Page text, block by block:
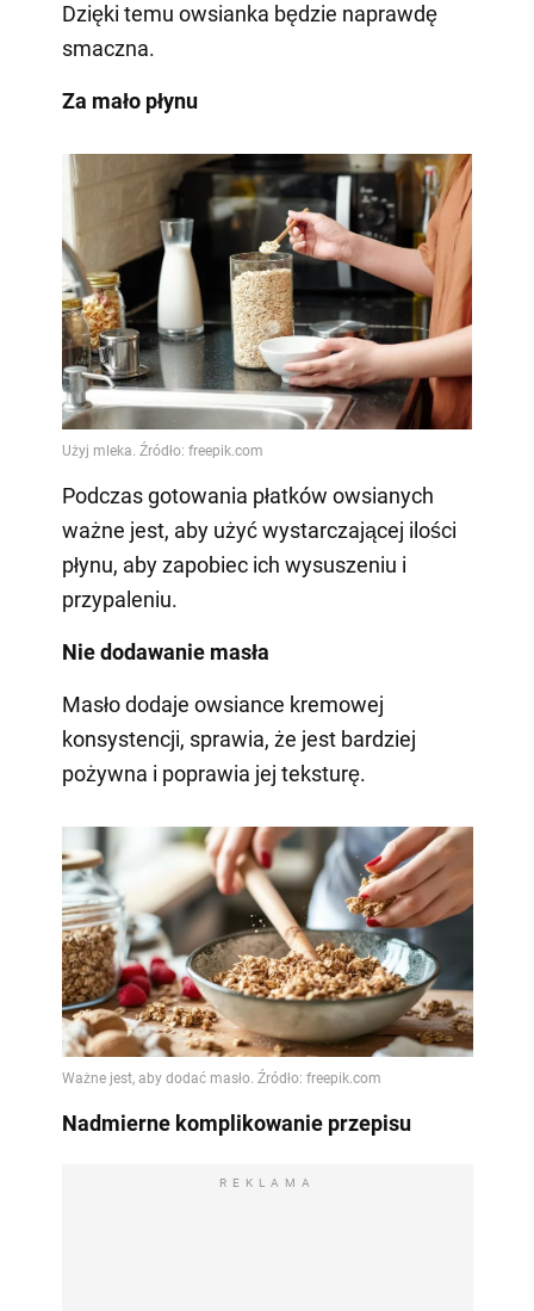
Dzięki temu owsianka będzie naprawdę
smaczna.
Za mało płynu
Podczas gotowania płatków owsianych
ważne jest, aby użyć wystarczającej ilości
płynu, aby zapobiec ich wysuszeniu i
przypaleniu.
Nie dodawanie masła
Masło dodaje owsiance kremowej
konsystencji, sprawia, że jest bardziej
pożywna i poprawia jej teksturę.
Nadmierne komplikowanie przepisu
REKLAMA